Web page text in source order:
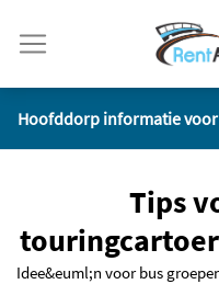
Hoofddorp informatie
Tips
Idee&euml;n voor bus